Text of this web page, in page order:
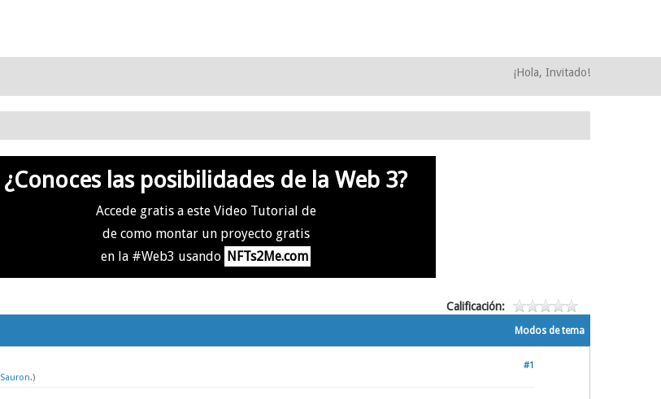
¡Hola, Invitado!
¿Conoces las posibilidades de la Web 3?
Accede gratis a este Video Tutorial de
de como montar un proyecto gratis
en la #Web3 usando NFTs2Me.com
Calificación:
Modos de tema
#1
Sauron.)